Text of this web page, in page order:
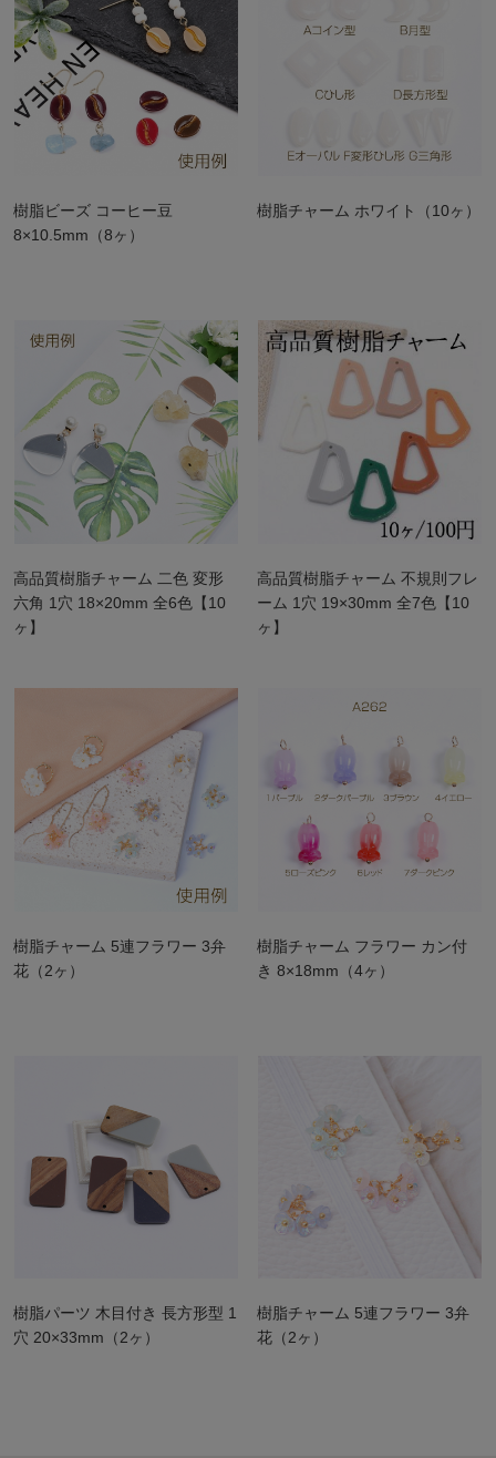
樹脂ビーズ コーヒー豆
8×10.5mm（8ヶ）
樹脂チャーム ホワイト（10ヶ）
高品質樹脂チャーム 二色 変形
六角 1穴 18×20mm 全6色【10
ヶ】
高品質樹脂チャーム 不規則フレ
ーム 1穴 19×30mm 全7色【10
ヶ】
樹脂チャーム 5連フラワー 3弁
花（2ヶ）
樹脂チャーム フラワー カン付
き 8×18mm（4ヶ）
樹脂パーツ 木目付き 長方形型 1
穴 20×33mm（2ヶ）
樹脂チャーム 5連フラワー 3弁
花（2ヶ）